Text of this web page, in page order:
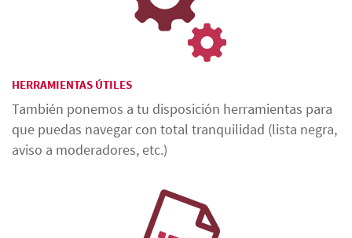
HERRAMIENTAS ÚTILES
También ponemos a tu disposición herramientas para
que puedas navegar con total tranquilidad (lista negra,
aviso a moderadores, etc.)